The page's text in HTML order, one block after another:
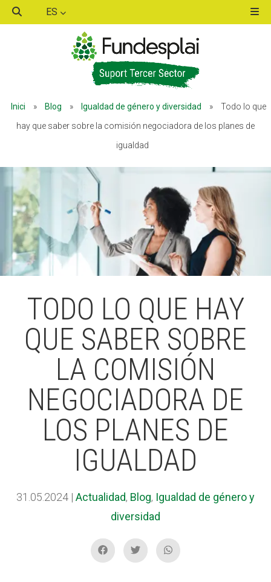
ES
Inici » Blog » Igualdad de género y diversidad »
Todo lo que
hay que saber sobre la comisión negociadora de los planes de
igualdad
TODO LO QUE HAY
QUE SABER SOBRE
LA COMISIÓN
NEGOCIADORA DE
LOS PLANES DE
IGUALDAD
31.05.2024 | Actualidad, Blog, Igualdad de género y
diversidad
ACTIVITATS D'ESTIU
MÓN ESCOLAR
ALBERG CENTRE ESPLAI
FORMACIÓ
CASES DE COLÒNIES
ACCIÓ SOCIAL I JOVES
ESPLAIS
SUPORT TERCER SECTOR
CONEIX FUNDESPLAI
ACTIVITATS D'ESTIU
MÓN ESCOLAR
ALBERG CENTRE ESPLAI
FORMACIÓ
CASES DE COLÒNIES
ACCIÓ SOCIAL I JOVES
ESPLAIS
SUPORT TERCER SECTOR
CONEIX FUNDESPLAI